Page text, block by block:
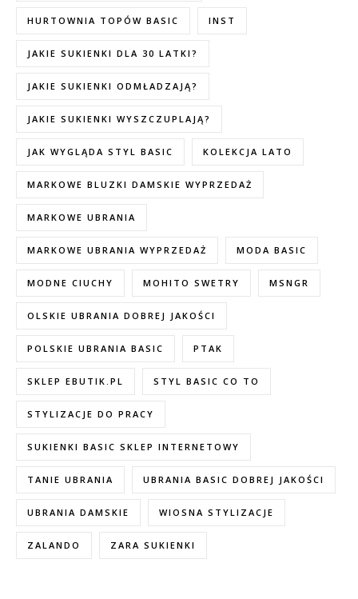
HURTOWNIA TOPÓW BASIC INST
JAKIE SUKIENKI DLA 30 LATKI?
JAKIE SUKIENKI ODMŁADZAJĄ?
JAKIE SUKIENKI WYSZCZUPLAJĄ?
JAK WYGLĄDA STYL BASIC KOLEKCJA LATO
MARKOWE BLUZKI DAMSKIE WYPRZEDAŻ
MARKOWE UBRANIA
MARKOWE UBRANIA WYPRZEDAŻ MODA BASIC
MODNE CIUCHY MOHITO SWETRY MSNGR
OLSKIE UBRANIA DOBREJ JAKOŚCI
POLSKIE UBRANIA BASIC PTAK
SKLEP EBUTIK.PL STYL BASIC CO TO
STYLIZACJE DO PRACY
SUKIENKI BASIC SKLEP INTERNETOWY
TANIE UBRANIA UBRANIA BASIC DOBREJ JAKOŚCI
UBRANIA DAMSKIE WIOSNA STYLIZACJE
ZALANDO ZARA SUKIENKI